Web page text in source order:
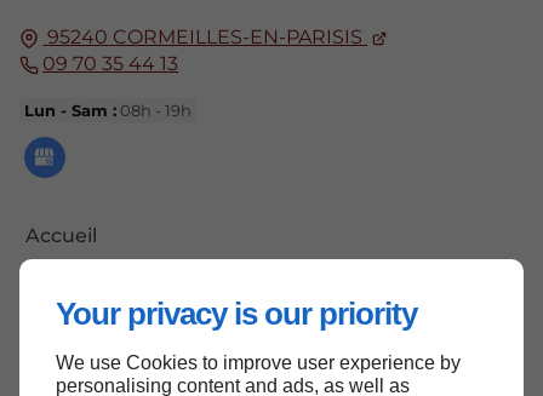
Your privacy is our priority
We use Cookies to improve user experience by
personalising content and ads, as well as
95240 CORMEILLES-EN-PARISIS
09 70 35 44 13
Lun - Sam : 08h - 19h
Accueil
Mentions légales
Plan du site